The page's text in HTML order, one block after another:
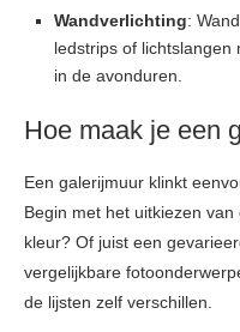
Wandverlichting:
ledstrips of lichtslangen
in de avonduren.
Hoe maak je een
Een galerijmuur klinkt
Begin met het uitkiezen
kleur? Of juist een
vergelijkbare
de lijsten zelf verschillen.